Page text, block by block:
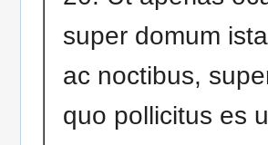
super domum
ac noctibus,
quo pollicitus es